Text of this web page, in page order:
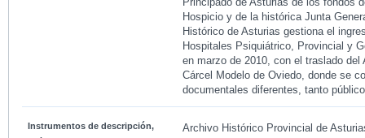
Principado de Asturias de los fondos
Hospicio y de la histórica Junta
Histórico de Asturias gestiona el
Hospitales Psiquiátrico, Provincial y
en marzo de 2010, con el traslado
Cárcel Modelo de Oviedo, donde se
documentales diferentes, tanto
Instrumentos de descripción,
Archivo Histórico Provincial de